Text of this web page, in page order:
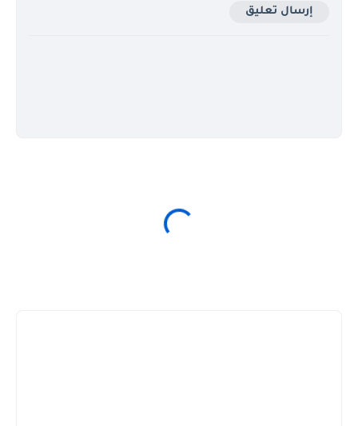
إرسال تعليق